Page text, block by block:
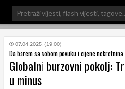
Search
for:
07.04.2025. (19:00)
Da barem sa sobom povuku i cijene nekretnina
Globalni burzovni pokolj:
u minus